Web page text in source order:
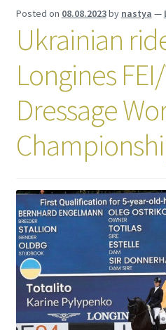
My account
Posted on 08.08.2023by nastya —
Ukrainian
Longines
Dressage